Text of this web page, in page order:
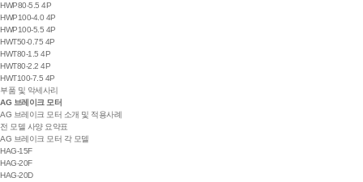
HWP80-5.5 4P
HWP100-4.0 4P
HWP100-5.5 4P
HWT50-0.75 4P
HWT80-1.5 4P
HWT80-2.2 4P
HWT100-7.5 4P
부품 및 악세사리
AG 브레이크 모터
AG 브레이크 모터 소개 및 적용사례
전 모델 사양 요약표
AG 브레이크 모터 각 모델
HAG-15F
HAG-20F
HAG-20D